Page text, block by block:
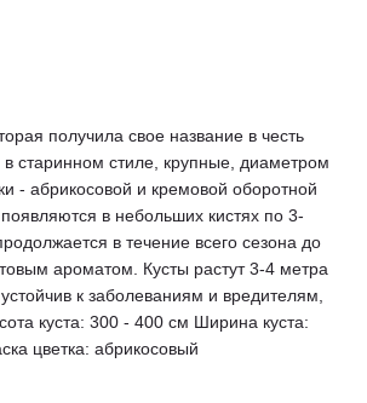
получила свое название в честь
старинном стиле, крупные, диаметром
- абрикосовой и кремовой оборотной
в небольших кистях по 3-
в течение всего сезона до
ароматом. Кусты растут 3-4 метра
к заболеваниям и вредителям,
куста: 300 - 400 см Ширина куста:
цветка: абрикосовый